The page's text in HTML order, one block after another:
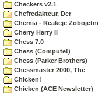
Checkers v2.1
Chefredakteur, Der
Chemia - Reakcje
Cherry Harry II
Chess 7.0
Chess (Compute!)
Chess (Parker Brothers)
Chessmaster 2000, The
Chicken!
Chicken (ACE Newsletter)